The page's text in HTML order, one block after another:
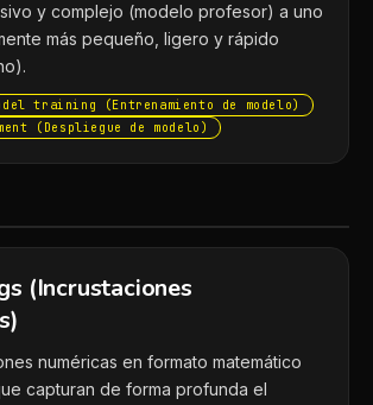
y complejo (modelo profesor) a uno
más pequeño, ligero y rápido
training (Entrenamiento de modelo)
(Despliegue de modelo)
(Incrustaciones
numéricas en formato matemático
capturan de forma profunda el